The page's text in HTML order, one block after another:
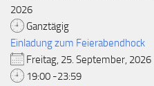
2026
Ganztägig
Einladung zum Feierabendhock
Freitag, 25. September, 2026
19:00 -23:59